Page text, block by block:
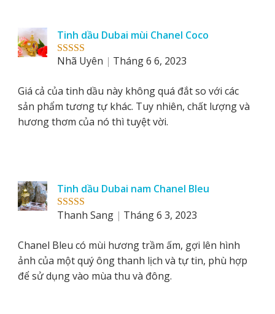
Rated5out
Tinh dầu Dubai mùi Chanel Coco
Nhã Uyên
Tháng 6 6, 2023
Giá cả của tinh dầu này không quá đắt so với các
sản phẩm tương tự khác. Tuy nhiên, chất lượng và
hương thơm của nó thì tuyệt vời.
Rated 5out
Tinh dầu Dubai nam Chanel Bleu
Thanh Sang
Tháng 6 3, 2023
Chanel Bleu có mùi hương trầm ấm, gợi lên hình
ảnh của một quý ông thanh lịch và tự tin, phù hợp
để sử dụng vào mùa thu và đông.